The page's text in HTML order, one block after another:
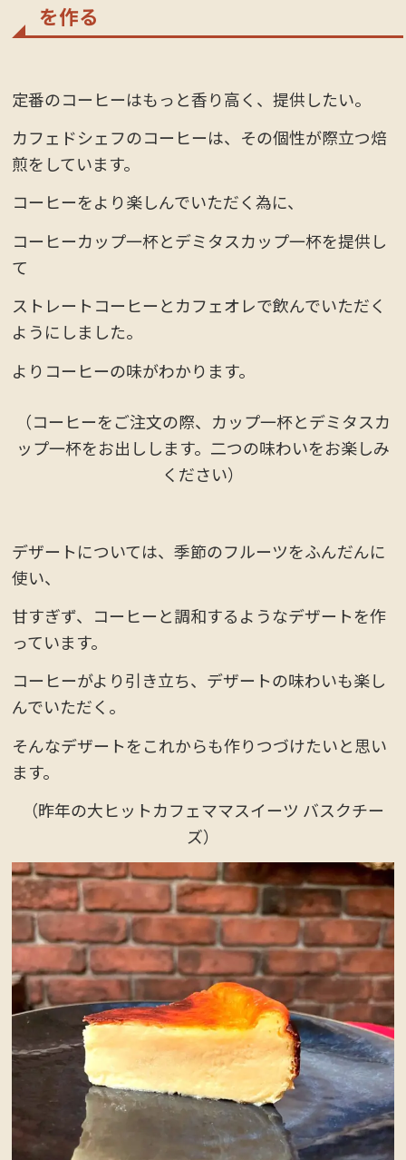
を作る
定番のコーヒーはもっと香り高く、提供したい。
カフェドシェフのコーヒーは、その個性が際立つ焙
煎をしています。
コーヒーをより楽しんでいただく為に、
コーヒーカップ一杯とデミタスカップ一杯を提供し
て
ストレートコーヒーとカフェオレで飲んでいただく
ようにしました。
よりコーヒーの味がわかります。
（コーヒーをご注文の際、カップ一杯とデミタスカ
ップ一杯をお出しします。二つの味わいをお楽しみ
ください）
デザートについては、季節のフルーツをふんだんに
使い、
甘すぎず、コーヒーと調和するようなデザートを作
っています。
コーヒーがより引き立ち、デザートの味わいも楽し
んでいただく。
そんなデザートをこれからも作りつづけたいと思い
ます。
（昨年の大ヒットカフェママスイーツ バスクチー
ズ）